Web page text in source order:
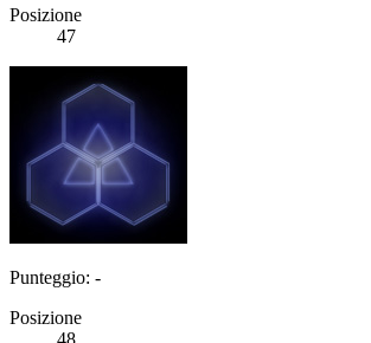
Posizione
47
Punteggio: -
Posizione